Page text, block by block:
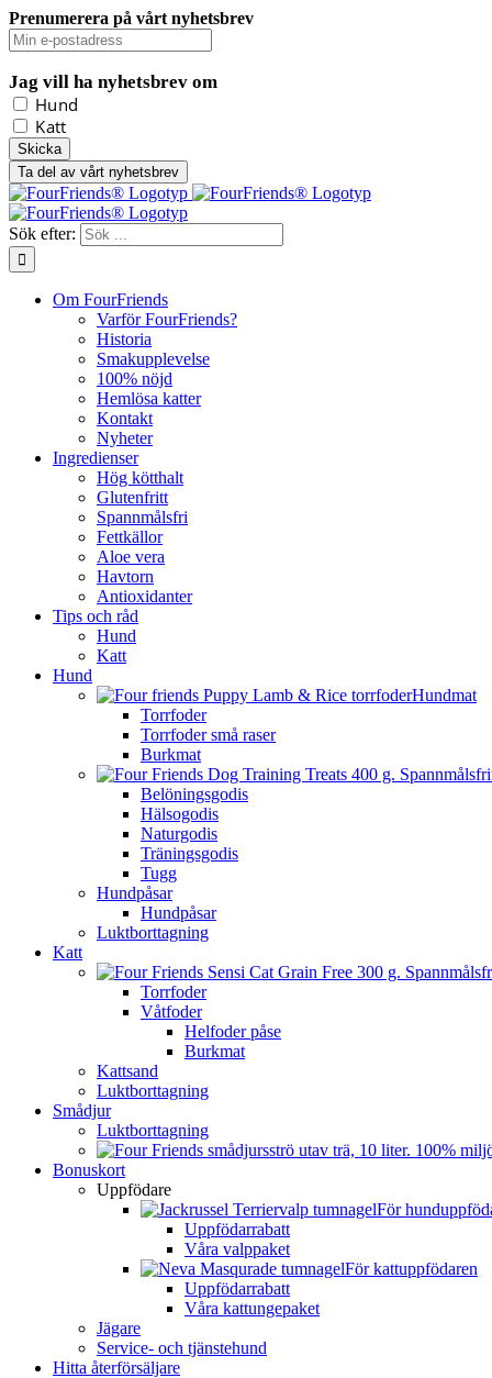
Prenumerera på vårt nyhetsbrev
Jag vill ha nyhetsbrev om
Hund
Katt
Ta del av vårt nyhetsbrev
Sök efter:
Om FourFriends
Varför FourFriends?
Historia
Smakupplevelse
100% nöjd
Hemlösa katter
Kontakt
Nyheter
Ingredienser
Hög kötthalt
Glutenfritt
Spannmålsfri
Fettkällor
Aloe vera
Havtorn
Antioxidanter
Tips och råd
Hund
Katt
Hund
Hundmat
Torrfoder
Torrfoder små raser
Burkmat
Belöningsgodis
Hälsogodis
Naturgodis
Träningsgodis
Tugg
Hundpåsar
Hundpåsar
Luktborttagning
Katt
Torrfoder
Våtfoder
Helfoder påse
Burkmat
Kattsand
Luktborttagning
Smådjur
Luktborttagning
Bonuskort
Uppfödare
För
Uppfödarrabatt
Våra valppaket
För kattuppfödaren
Uppfödarrabatt
Våra kattungepaket
Jägare
Service- och tjänstehund
Hitta återförsäljare